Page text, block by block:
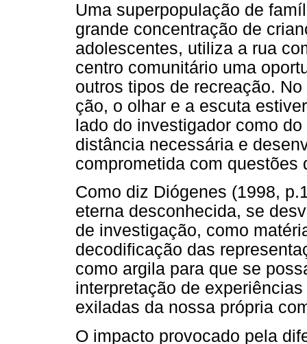
Uma superpopulação de
grande concentração de
adolescentes, utiliza a rua
centro comunitário uma
outros tipos de recreação.
ção, o olhar e a escuta
lado do investigador como
distância necessária e
comprometida com
Como diz Diógenes (1998,
eterna desconhecida, se
de investigação, como
decodificação das
como argila para que se
interpretação de
exiladas da nossa própria
O impacto provocado pela